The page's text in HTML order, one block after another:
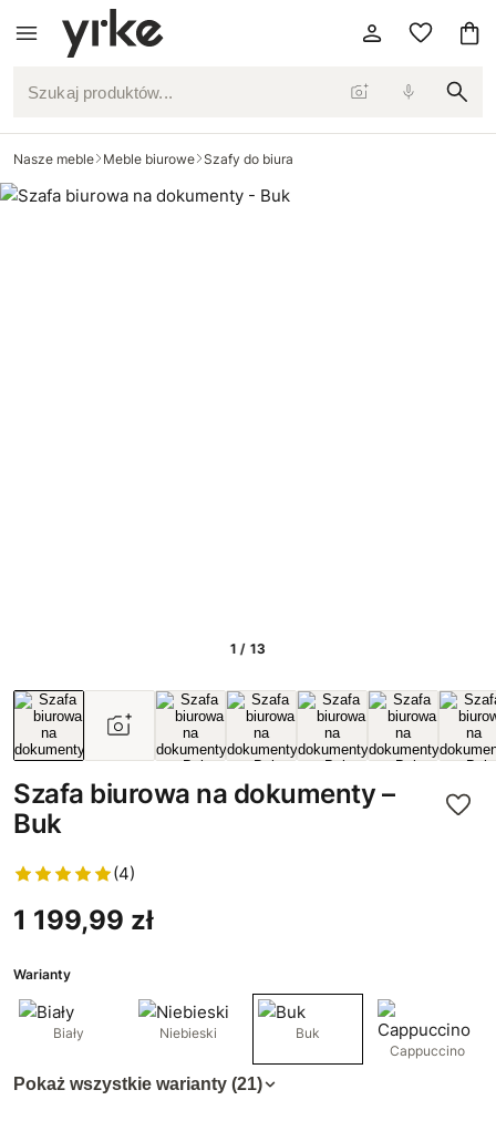
Szukaj produktów...
Nasze meble Meble biurowe Szafy do biura
1 / 13
Szafa biurowa na dokumenty –
Buk
(4)
1 199,99 zł
Warianty
Biały Niebieski
Buk
Cappuccino
Pokaż wszystkie warianty (21)